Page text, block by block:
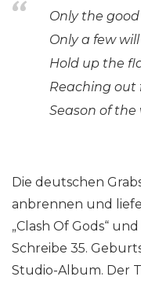
Only the
Only a few
Hold up the
Reaching out
Season of the
Die deutschen
anbrennen und
„Clash Of Gods“
Schreibe 35.
Studio-Album. Der